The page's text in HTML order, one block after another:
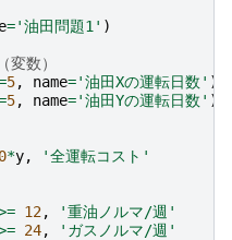
='油田問題1' )
数）
5, name='油田Xの運転日数' )
5, name='油田Yの運転日数' )
*y, '全運転コスト'
12,
'重油ノルマ/週'
24, 'ガスノルマ/週'